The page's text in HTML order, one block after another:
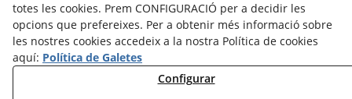
totes les cookies. Prem CONFIGURACIÓ per a decidir les
opcions que prefereixes. Per a obtenir més informació sobre
les nostres cookies accedeix a la nostra Política de cookies
aquí: Política de Galetes
Configurar